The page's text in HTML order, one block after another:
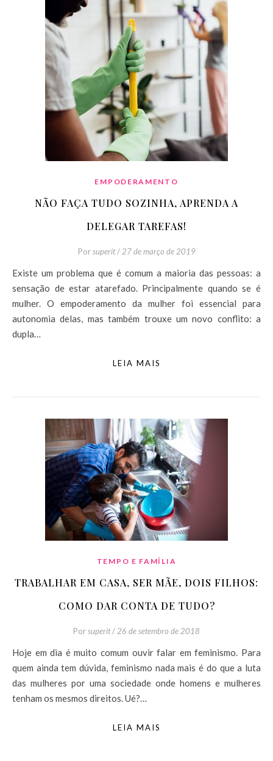
EMPODERAMENTO
NÃO FAÇA TUDO SOZINHA, APRENDA A
DELEGAR TAREFAS!
Por superit / 27 de março de 2019
Existe um problema que é comum a maioria das pessoas: a
sensação de estar atarefado. Principalmente quando se é
mulher. O empoderamento da mulher foi essencial para
autonomia delas, mas também trouxe um novo conflito: a
dupla…
LEIA MAIS
TEMPO E FAMÍLIA
TRABALHAR EM CASA, SER MÃE, DOIS FILHOS:
COMO DAR CONTA DE TUDO?
Porsuperit/ 26 de setembro de 2018
Hoje em dia é muito comum ouvir falar em feminismo. Para
quem ainda tem dúvida, feminismo nada mais é do que a luta
das mulheres por uma sociedade onde homens e mulheres
tenham os mesmos direitos. Ué?…
LEIA MAIS